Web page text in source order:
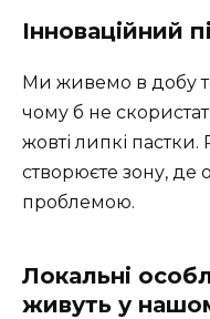
Інноваційний
Ми живемо в добу
чому б не
жовті липкі пастки.
створюєте зону, де
проблемою.
Локальні
живуть у